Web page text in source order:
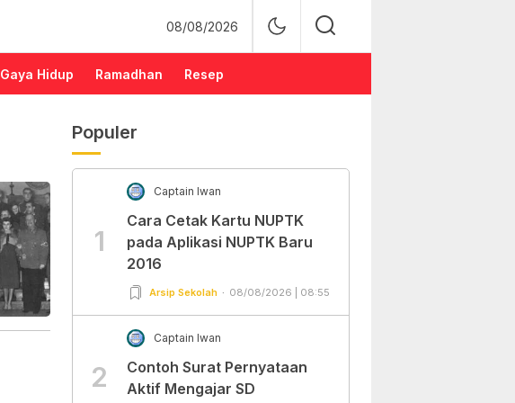
08/08/2026
Gaya Hidup Ramadhan Resep
Populer
1
Captain Iwan
Cara Cetak Kartu NUPTK
pada Aplikasi NUPTK Baru
2016
Arsip Sekolah 08/08/2026 | 08:55
2
Captain Iwan
Contoh Surat Pernyataan
Aktif Mengajar SD